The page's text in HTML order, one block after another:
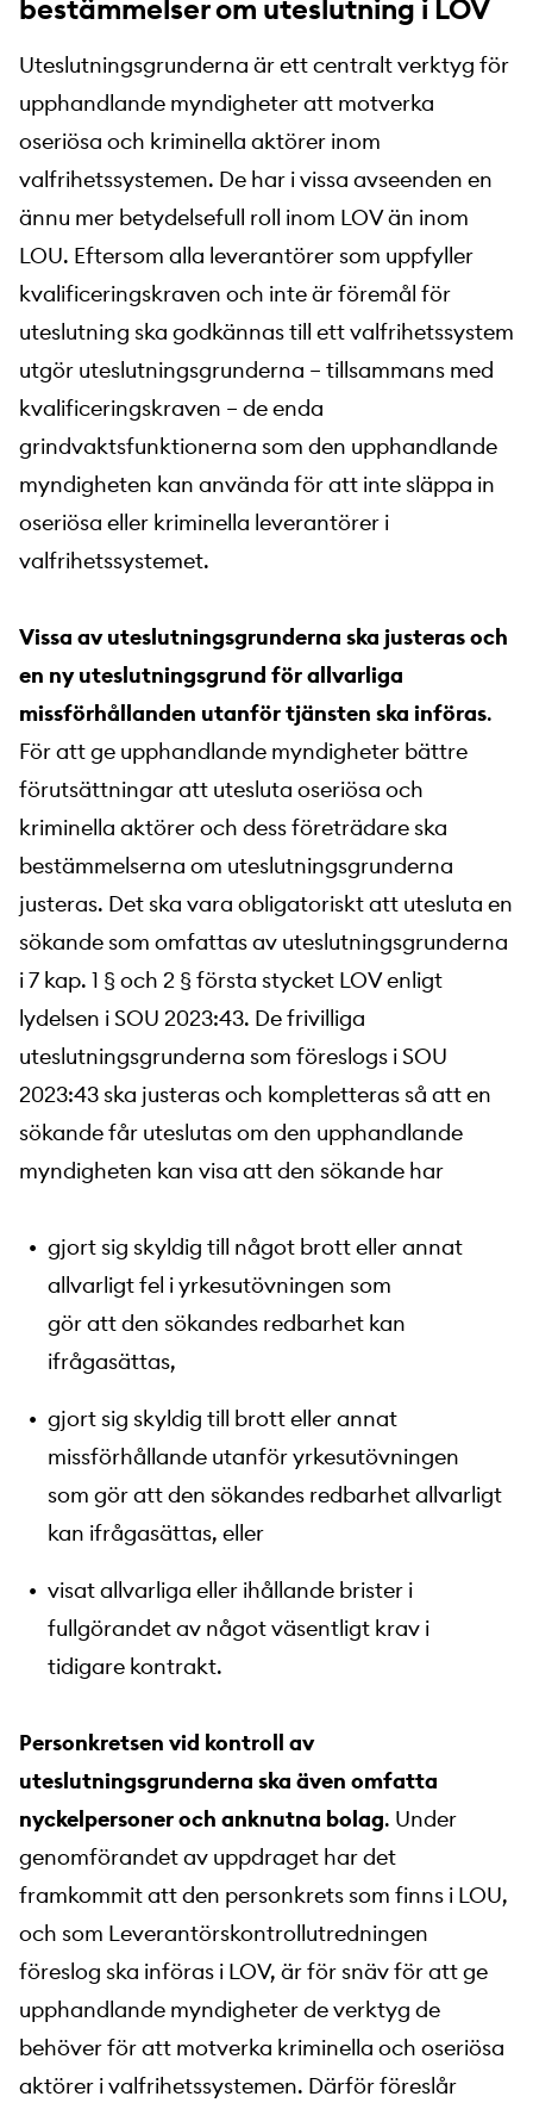
bestämmelser om uteslutning i LOV
Uteslutningsgrunderna är ett centralt verktyg för
upphandlande myndigheter att motverka
oseriösa och kriminella aktörer inom
valfrihetssystemen. De har i vissa avseenden en
ännu mer betydelsefull roll inom LOV än inom
LOU. Eftersom alla leverantörer som uppfyller
kvalificeringskraven och inte är föremål för
uteslutning ska godkännas till ett valfrihetssystem
utgör uteslutningsgrunderna – tillsammans med
kvalificeringskraven – de enda
grindvaktsfunktionerna som den upphandlande
myndigheten kan använda för att inte släppa in
oseriösa eller kriminella leverantörer i
valfrihetssystemet.
Vissa av uteslutningsgrunderna ska justeras och
en ny uteslutningsgrund för allvarliga
missförhållanden utanför tjänsten ska införas.
För att ge upphandlande myndigheter bättre
förutsättningar att utesluta oseriösa och
kriminella aktörer och dess företrädare ska
bestämmelserna om uteslutningsgrunderna
justeras. Det ska vara obligatoriskt att utesluta en
sökande som omfattas av uteslutningsgrunderna
i 7 kap. 1 § och 2 § första stycket LOV enligt
lydelsen i SOU 2023:43. De frivilliga
uteslutningsgrunderna som föreslogs i SOU
2023:43 ska justeras och kompletteras så att en
sökande får uteslutas om den upphandlande
myndigheten kan visa att den sökande har
gjort sig skyldig till något brott eller annat
allvarligt fel i yrkesutövningen som
gör att den sökandes redbarhet kan
ifrågasättas,
gjort sig skyldig till brott eller annat
missförhållande utanför yrkesutövningen
som gör att den sökandes redbarhet allvarligt
kan ifrågasättas, eller
visat allvarliga eller ihållande brister i
fullgörandet av något väsentligt krav i
tidigare kontrakt.
Personkretsen vid kontroll av
uteslutningsgrunderna ska även omfatta
nyckelpersoner och anknutna bolag. Under
genomförandet av uppdraget har det
framkommit att den personkrets som finns i LOU,
och som Leverantörskontrollutredningen
föreslog ska införas i LOV, är för snäv för att ge
upphandlande myndigheter de verktyg de
behöver för att motverka kriminella och oseriösa
aktörer i valfrihetssystemen. Därför föreslår